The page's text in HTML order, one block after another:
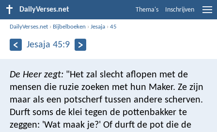
DailyVerses.net Thema's Inschrijven
DailyVerses.net › Bijbelboeken ›Jesaja ›45
Jesaja 45:9
De Heer zegt: "Het zal slecht aflopen met de
mensen die ruzie zoeken met hun Maker. Ze zijn
maar als een potscherf tussen andere scherven.
Durft soms de klei tegen de pottenbakker te
zeggen: 'Wat maak je?' Of durft de pot die de